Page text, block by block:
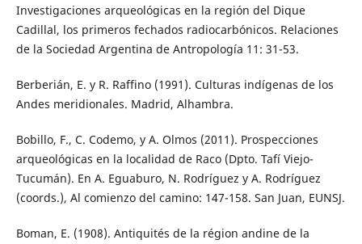
Investigaciones arqueológicas en la región del Dique
Cadillal, los primeros fechados radiocarbónicos. Relaciones
de la Sociedad Argentina de Antropología 11: 31-53.
Berberián, E. y R. Raffino (1991). Culturas indígenas de los
Andes meridionales. Madrid, Alhambra.
Bobillo, F., C. Codemo, y A. Olmos (2011). Prospecciones
arqueológicas en la localidad de Raco (Dpto. Tafí Viejo-
Tucumán). En A. Eguaburo, N. Rodríguez y A. Rodríguez
(coords.), Al comienzo del camino: 147-158. San Juan, EUNSJ.
Boman, E. (1908). Antiquités de la région andine de la